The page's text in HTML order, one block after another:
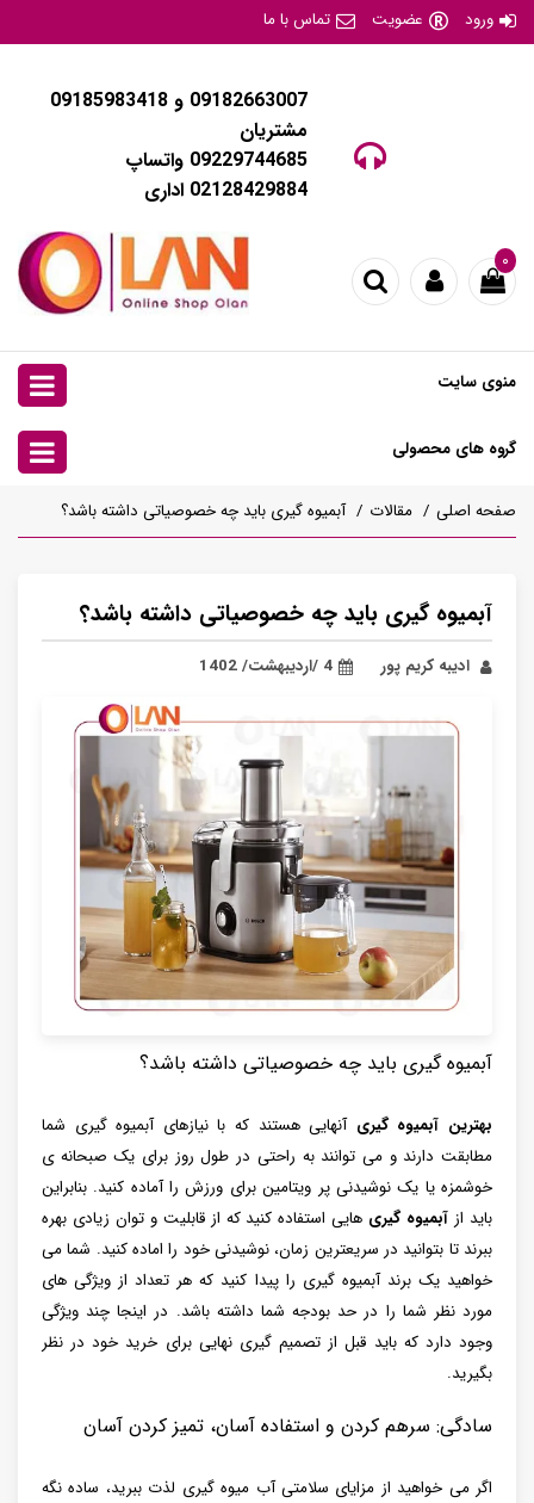
ورود عضویت تماس با ما
09182663007 و 09185983418
مشتریان
09229744685 واتساپ
02128429884 اداری
۰
منوی سایت
گروه های محصولی
صفحه اصلی مقالات آبمیوه گیری باید چه خصوصیاتی داشته باشد؟
آبمیوه گیری باید چه خصوصیاتی داشته باشد؟
ادیبه کریم پور 4 /اردیبهشت/ 1402
آبمیوه گیری باید چه خصوصیاتی داشته باشد؟
بهترین آبمیوه گیری آنهایی هستند که با نیازهای آبمیوه گیری شما
مطابقت دارند و می توانند به راحتی در طول روز برای یک صبحانه ی
خوشمزه یا یک نوشیدنی پر ویتامین برای ورزش را آماده کنید. بنابراین
باید از آبمیوه گیری هایی استفاده کنید که از قابلیت و توان زیادی بهره
ببرند تا بتوانید در سریعترین زمان، نوشیدنی خود را اماده کنید. شما می
خواهید یک برند آبمیوه گیری را پیدا کنید که هر تعداد از ویژگی های
مورد نظر شما را در حد بودجه شما داشته باشد. در اینجا چند ویژگی
وجود دارد که باید قبل از تصمیم گیری نهایی برای خرید خود در نظر
بگیرید.
سادگی: سرهم کردن و استفاده آسان، تمیز کردن آسان
اگر می‌ خواهید از مزایای سلامتی آب میوه‌ گیری لذت ببرید، ساده نگه